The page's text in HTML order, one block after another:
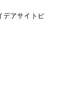
デアサイトビ